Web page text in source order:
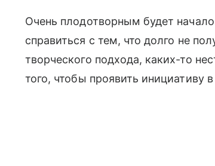
Очень плодотворным будет
справиться с тем, что долго не
творческого подхода, каких-то
того, чтобы проявить инициативу